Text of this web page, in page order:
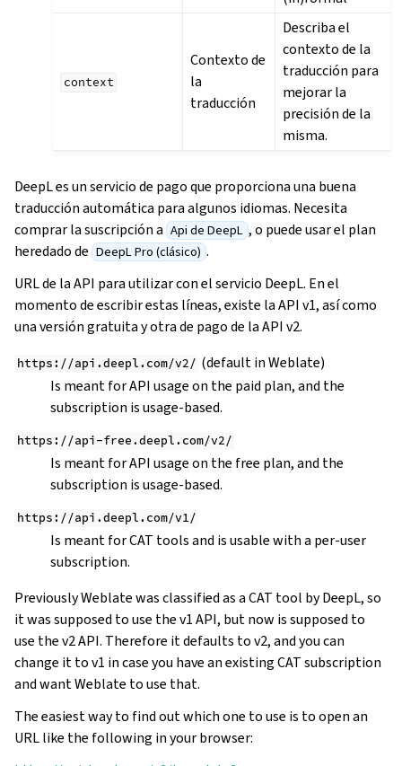
context
Contexto de
la
traducción
Describa el
contexto de la
traducción para
mejorar la
precisión de la
misma.
DeepL es un servicio de pago que proporciona una buena
traducción automática para algunos idiomas. Necesita
comprar la suscripción a Api de DeepL , o puede usar el plan
heredado de DeepL Pro (clásico) .
URL de la API para utilizar con el servicio DeepL. En el
momento de escribir estas líneas, existe la API v1, así como
una versión gratuita y otra de pago de la API v2.
https://api.deepl.com/v2/ (default in Weblate)
Is meant for API usage on the paid plan, and the
subscription is usage-based.
https://api-free.deepl.com/v2/
Is meant for API usage on the free plan, and the
subscription is usage-based.
https://api.deepl.com/v1/
Is meant for CAT tools and is usable with a per-user
subscription.
Previously Weblate was classified as a CAT tool by DeepL, so
it was supposed to use the v1 API, but now is supposed to
use the v2 API. Therefore it defaults to v2, and you can
change it to v1 in case you have an existing CAT subscription
and want Weblate to use that.
The easiest way to find out which one to use is to open an
URL like the following in your browser: